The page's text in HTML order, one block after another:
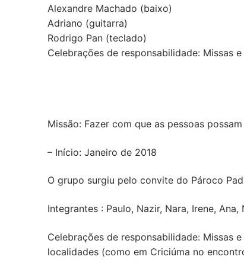
Alexandre Machado (baixo)
Adriano (guitarra)
Rodrigo Pan (teclado)
Celebrações de responsabilidade: Missas
Missão: Fazer com que as pessoas
– Início: Janeiro de 2018
O grupo surgiu pelo convite do Pároco
Integrantes : Paulo, Nazir, Nara, Irene,
Celebrações de responsabilidade: Missas
localidades (como em Criciúma no